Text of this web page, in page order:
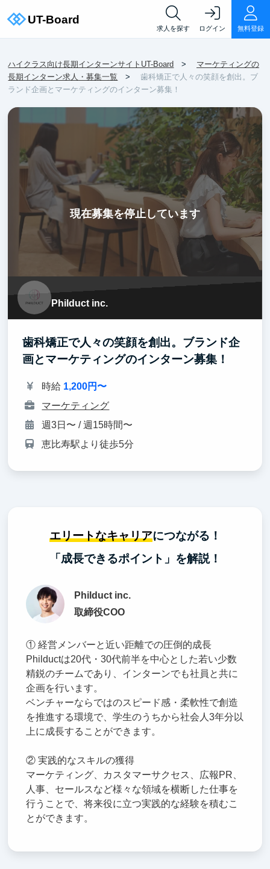
求人を探す ログイン 無料登録
ハイクラス向け長期インターンサイトUT-Board
マーケティングの
長期インターン求人・募集一覧
歯科矯正で人々の笑顔を創出。ブ
ランド企画とマーケティングのインターン募集！
現在募集を停止しています
Philduct inc.
歯科矯正で人々の笑顔を創出。ブランド企
画とマーケティングのインターン募集！
時給 1,200円〜
マーケティング
週3日〜 / 週15時間〜
恵比寿駅より徒歩5分
エリートなキャリアにつながる！
「成長できるポイント」を解説！
Philduct inc.
取締役COO
① 経営メンバーと近い距離での圧倒的成長
Philductは20代・30代前半を中心とした若い少数
精鋭のチームであり、インターンでも社員と共に
企画を行います。
ベンチャーならではのスピード感・柔軟性で創造
を推進する環境で、学生のうちから社会人3年分以
上に成長することができます。
② 実践的なスキルの獲得
マーケティング、カスタマーサクセス、広報PR、
人事、セールスなど様々な領域を横断した仕事を
行うことで、将来役に立つ実践的な経験を積むこ
とができます。